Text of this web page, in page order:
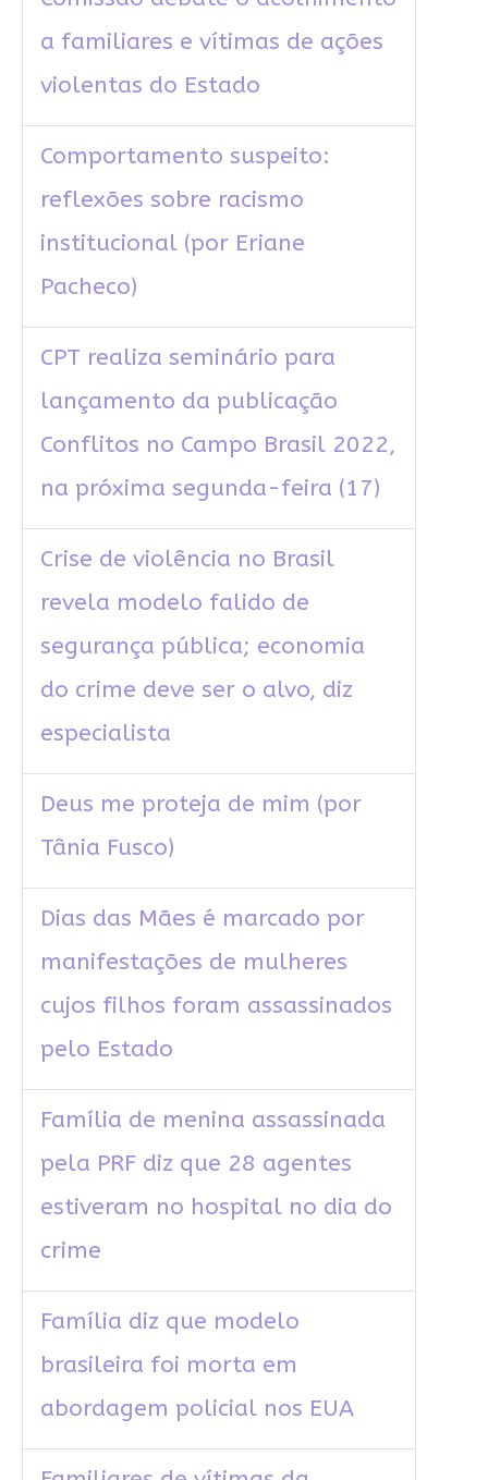
a familiares e vítimas de ações
violentas do Estado
Comportamento suspeito:
reflexões sobre racismo
institucional (por Eriane
Pacheco)
CPT realiza seminário para
lançamento da publicação
Conflitos no Campo Brasil 2022,
na próxima segunda-feira (17)
Crise de violência no Brasil
revela modelo falido de
segurança pública; economia
do crime deve ser o alvo, diz
especialista
Deus me proteja de mim (por
Tânia Fusco)
Dias das Mães é marcado por
manifestações de mulheres
cujos filhos foram assassinados
pelo Estado
Família de menina assassinada
pela PRF diz que 28 agentes
estiveram no hospital no dia do
crime
Família diz que modelo
brasileira foi morta em
abordagem policial nos EUA